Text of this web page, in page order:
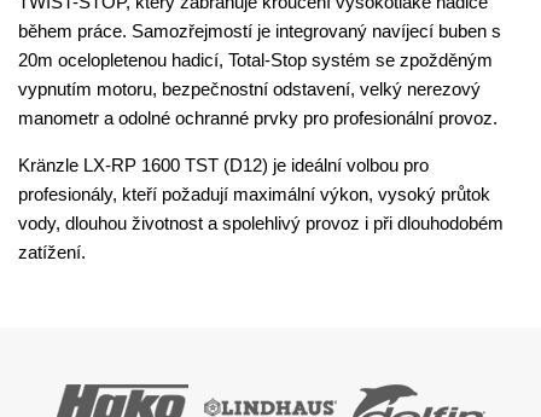
během práce. Samozřejmostí je integrovaný navíjecí buben s
20m ocelopletenou hadicí, Total-Stop systém se zpožděným
vypnutím motoru, bezpečnostní odstavení, velký nerezový
manometr a odolné ochranné prvky pro profesionální provoz.
Kränzle LX-RP 1600 TST (D12) je ideální volbou pro
profesionály, kteří požadují maximální výkon, vysoký průtok
vody, dlouhou životnost a spolehlivý provoz i při dlouhodobém
zatížení.